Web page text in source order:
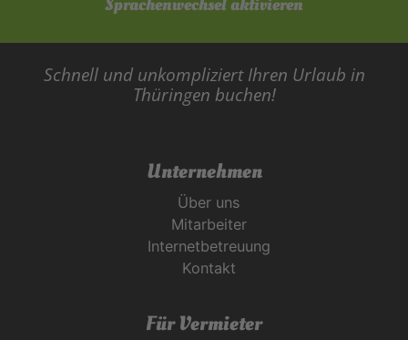
Schnell und unkompliziert Ihren Urlaub in
Thüringen buchen!
Unternehmen
Über uns
Mitarbeiter
Internetbetreuung
Kontakt
Für Vermieter